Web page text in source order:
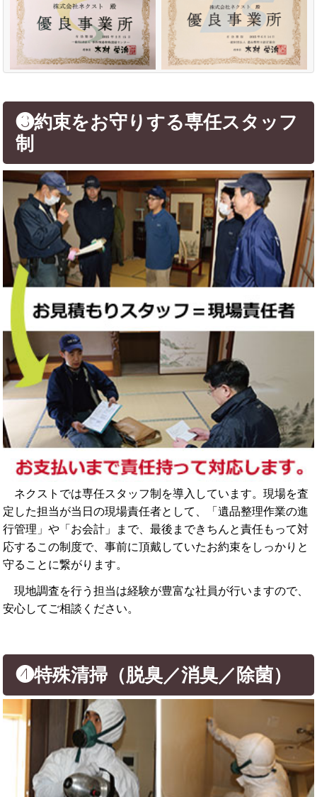
❸約束をお守りする専任スタッフ
制
ネクストでは専任スタッフ制を導入しています。現場を査
定した担当が当日の現場責任者として、「遺品整理作業の進
行管理」や「お会計」まで、最後まできちんと責任もって対
応するこの制度で、事前に頂戴していたお約束をしっかりと
守ることに繋がります。
現地調査を行う担当は経験が豊富な社員が行いますので、
安心してご相談ください。
❹特殊清掃（脱臭／消臭／除菌）